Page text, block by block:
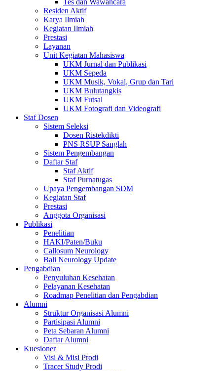
Tes dan Wawancara
Residen Aktif
Karya Ilmiah
Kegiatan Ilmiah
Prestasi
Layanan
Unit Kegiatan Mahasiswa
UKM Jurnal dan Publikasi
UKM Sepeda
UKM Musik, Vokal, Grup dan Tari
UKM Bulutangkis
UKM Futsal
UKM Fotografi dan Videografi
Staf Dosen
Sistem Seleksi
Dosen Ristekdikti
PNS RSUP Sanglah
Sistem Pengembangan
Daftar Staf
Staf Aktif
Staf Purnatugas
Upaya Pengembangan SDM
Kegiatan Staf
Prestasi
Anggota Organisasi
Publikasi
Penelitian
HAKI/Paten/Buku
Callosum Neurology
Bali Neurology Update
Pengabdian
Penyuluhan Kesehatan
Pelayanan Kesehatan
Roadmap Penelitian dan Pengabdian
Alumni
Struktur Organisasi Alumni
Partisipasi Alumni
Peta Sebaran Alumni
Daftar Alumni
Kuesioner
Visi & Misi Prodi
Tracer Study Prodi